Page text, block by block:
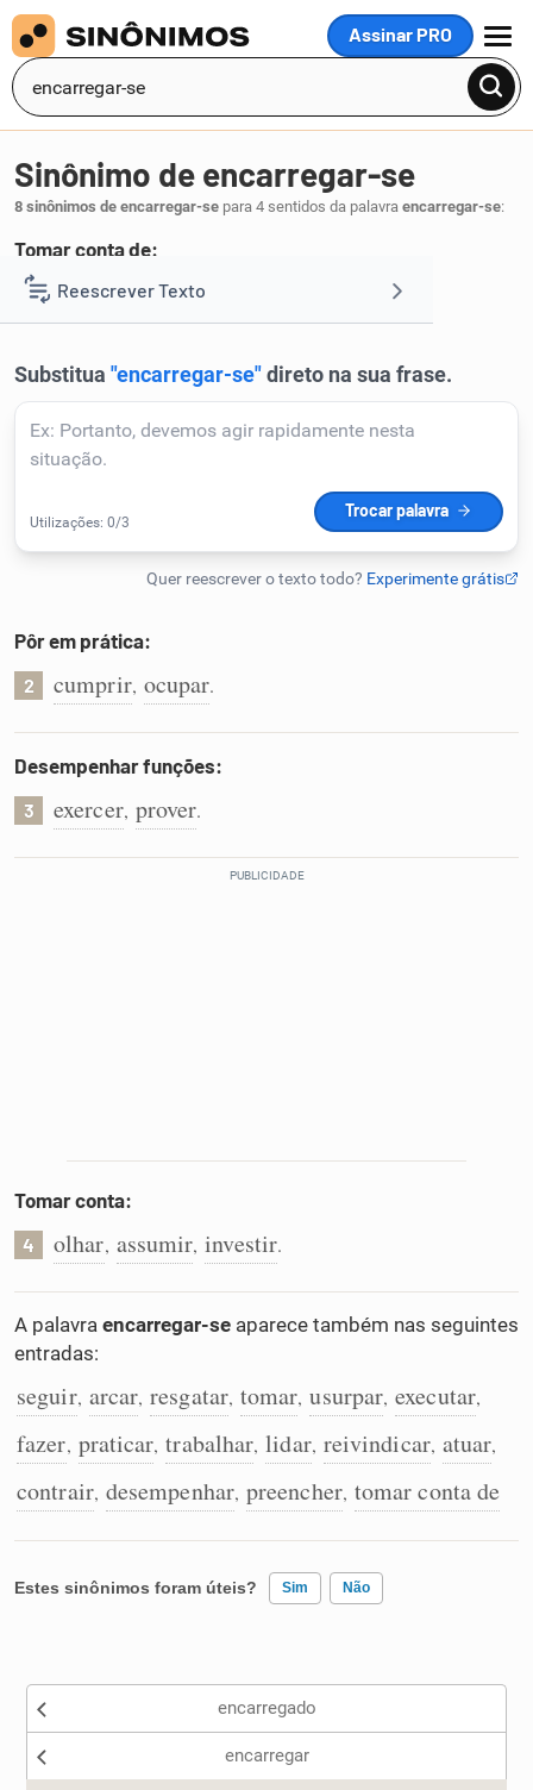
Assinar PRO
MENU
Reescrever Texto
Corrigir Texto
Humanizador de IA
Cata-letras
Conexões
Caça-palavras
Sinônimo de encarregar-se
8 sinônimos de encarregar-se para 4 sentidos da palavra encarregar-se:
Tomar conta de:
1 cuidar.
Pôr em prática:
2 cumprir, ocupar.
Desempenhar funções:
3 exercer, prover.
Tomar conta:
4 olhar, assumir, investir.
A palavra encarregar-se aparece também nas seguintes
entradas:
seguir, arcar, resgatar, tomar, usurpar, executar,
fazer, praticar, trabalhar, lidar, reivindicar, atuar,
contrair, desempenhar, preencher, tomar conta de
Estes sinônimos foram úteis? Sim Não
Nenhum dos sinônimos apresentados me ajudou
encarregado
encarregar